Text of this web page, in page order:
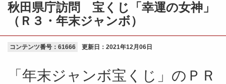
秋田県庁訪問 宝くじ「幸運の女神」
（Ｒ３・年末ジャンボ）
コンテンツ番号：61666 更新日： 2021年12月06日
「年末ジャンボ宝くじ」のＰＲ